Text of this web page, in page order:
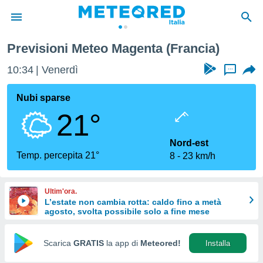
di
per
le
di
Web
Previsioni Meteo Magenta (Francia)
10:34 Venerdì ...
Nubi sparse
21°
Temp. percepita 21°
Nord-est
8
23 km/h
Ultim'ora.
L’estate non cambia rotta: caldo fino a metà
agosto, svolta possibile solo a fine mese
Scarica GRATIS la app di Meteored! Installa